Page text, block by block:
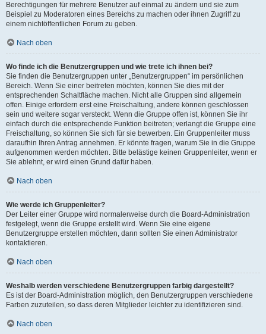
Berechtigungen für mehrere Benutzer auf einmal zu ändern und sie zum
Beispiel zu Moderatoren eines Bereichs zu machen oder ihnen Zugriff zu
einem nichtöffentlichen Forum zu geben.
Nach oben
Wo finde ich die Benutzergruppen und wie trete ich ihnen bei?
Sie finden die Benutzergruppen unter „Benutzergruppen“ im persönlichen
Bereich. Wenn Sie einer beitreten möchten, können Sie dies mit der
entsprechenden Schaltfläche machen. Nicht alle Gruppen sind allgemein
offen. Einige erfordern erst eine Freischaltung, andere können geschlossen
sein und weitere sogar versteckt. Wenn die Gruppe offen ist, können Sie ihr
einfach durch die entsprechende Funktion beitreten; verlangt die Gruppe eine
Freischaltung, so können Sie sich für sie bewerben. Ein Gruppenleiter muss
daraufhin Ihren Antrag annehmen. Er könnte fragen, warum Sie in die Gruppe
aufgenommen werden möchten. Bitte belästige keinen Gruppenleiter, wenn er
Sie ablehnt, er wird einen Grund dafür haben.
Nach oben
Wie werde ich Gruppenleiter?
Der Leiter einer Gruppe wird normalerweise durch die Board-Administration
festgelegt, wenn die Gruppe erstellt wird. Wenn Sie eine eigene
Benutzergruppe erstellen möchten, dann sollten Sie einen Administrator
kontaktieren.
Nach oben
Weshalb werden verschiedene Benutzergruppen farbig dargestellt?
Es ist der Board-Administration möglich, den Benutzergruppen verschiedene
Farben zuzuteilen, so dass deren Mitglieder leichter zu identifizieren sind.
Nach oben